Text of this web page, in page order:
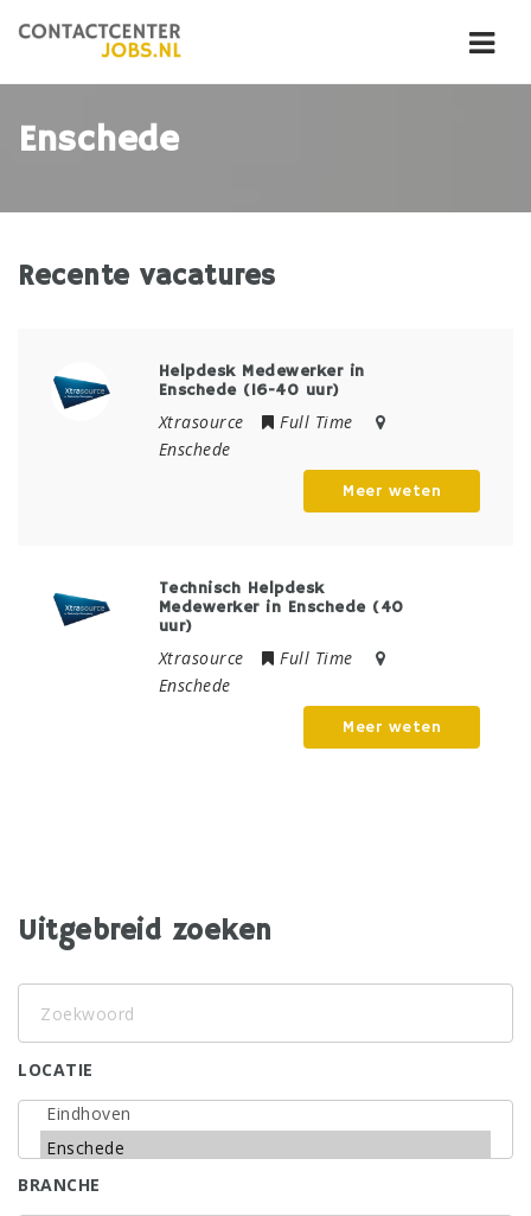
Enschede
Recente vacatures
Helpdesk Medewerker in
Enschede (16-40 uur)
Xtrasource
Full Time
Enschede
Meer weten
Technisch Helpdesk
Medewerker in Enschede (40
uur)
Xtrasource
Full Time
Enschede
Meer weten
Uitgebreid zoeken
LOCATIE
BRANCHE